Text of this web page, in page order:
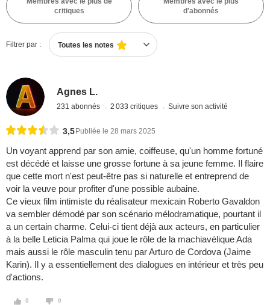
critiques
d'abonnés
Filtrer par : Toutes les notes
Agnes L.
231 abonnés 2 033 critiques Suivre son activité
3,5 Publiée le 28 mars 2025
Un voyant apprend par son amie, coiffeuse, qu'un homme fortuné
est décédé et laisse une grosse fortune à sa jeune femme. Il flaire
que cette mort n'est peut-être pas si naturelle et entreprend de
voir la veuve pour profiter d'une possible aubaine.
Ce vieux film intimiste du réalisateur mexicain Roberto Gavaldon
va sembler démodé par son scénario mélodramatique, pourtant il
a un certain charme. Celui-ci tient déjà aux acteurs, en particulier
à la belle Leticia Palma qui joue le rôle de la machiavélique Ada
mais aussi le rôle masculin tenu par Arturo de Cordova (Jaime
Karin). Il y a essentiellement des dialogues en intérieur et très peu
d'actions.
0 0